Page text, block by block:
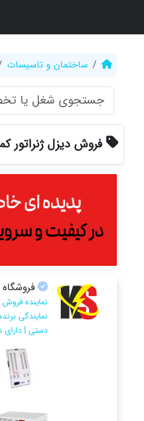
ساختمان و تاسیسات
فروش دیزل ژنراتور
نمایندگی
دستی | دارای